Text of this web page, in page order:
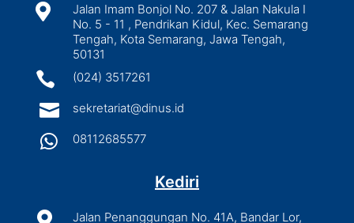

Jalan Imam Bonjol No. 207 & Jalan Nakula I
No. 5 - 11 , Pendrikan Kidul, Kec. Semarang
Tengah, Kota Semarang, Jawa Tengah,
50131
 (024) 3517261
 sekretariat@dinus.id
 08112685577
Kediri
Jalan Penanggungan No. 41A, Bandar Lor,